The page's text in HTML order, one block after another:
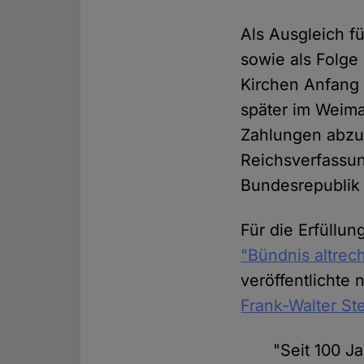
Als Ausgleich
sowie als
Kirchen
später im
Zahlungen
Für die
"Bündnis
veröffentlichte
Frank-Walter
"Seit 100